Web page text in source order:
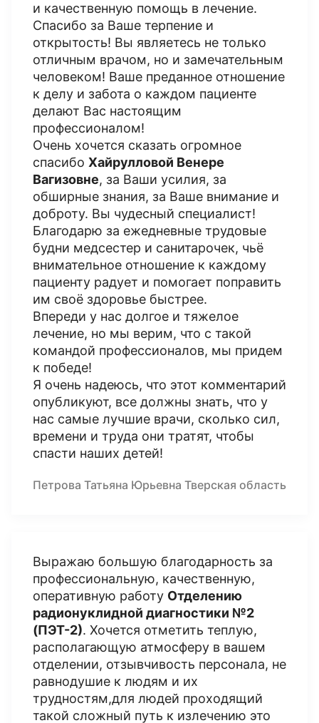
и качественную помощь в лечение.
Спасибо за Ваше терпение и
открытость! Вы являетесь не только
отличным врачом, но и замечательным
человеком! Ваше преданное отношение
к делу и забота о каждом пациенте
делают Вас настоящим
профессионалом!
Очень хочется сказать огромное
спасибо Хайрулловой Венере
Вагизовне, за Ваши усилия, за
обширные знания, за Ваше внимание и
доброту. Вы чудесный специалист!
Благодарю за ежедневные трудовые
будни медсестер и санитарочек, чьё
внимательное отношение к каждому
пациенту радует и помогает поправить
им своё здоровье быстрее.
Впереди у нас долгое и тяжелое
лечение, но мы верим, что с такой
командой профессионалов, мы придем
к победе!
Я очень надеюсь, что этот комментарий
опубликуют, все должны знать, что у
нас самые лучшие врачи, сколько сил,
времени и труда они тратят, чтобы
спасти наших детей!
Петрова Татьяна Юрьевна Тверская область
Выражаю большую благодарность за
профессиональную, качественную,
оперативную работу Отделению
радионуклидной диагностики №2
(ПЭТ-2). Хочется отметить теплую,
располагающую атмосферу в вашем
отделении, отзывчивость персонала, не
равнодушие к людям и их
трудностям,для людей проходящий
такой сложный путь к излечению это